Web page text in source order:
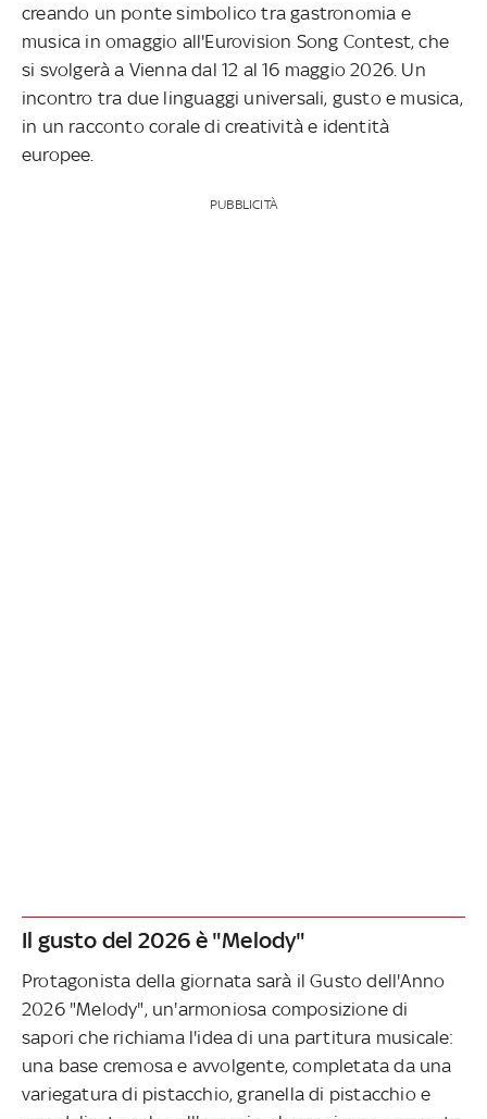
creando un ponte simbolico tra gastronomia e
musica in omaggio all'Eurovision Song Contest, che
si svolgerà a Vienna dal 12 al 16 maggio 2026. Un
incontro tra due linguaggi universali, gusto e musica,
in un racconto corale di creatività e identità
europee.
PUBBLICITÀ
Il gusto del 2026 è "Melody"
Protagonista della giornata sarà il Gusto dell'Anno
2026 "Melody", un'armoniosa composizione di
sapori che richiama l'idea di una partitura musicale:
una base cremosa e avvolgente, completata da una
variegatura di pistacchio, granella di pistacchio e